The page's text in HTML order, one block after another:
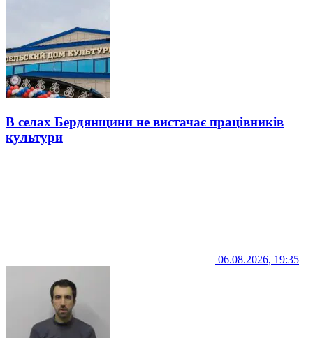
В селах Бердянщини не вистачає працівників
культури
06.08.2026, 19:35